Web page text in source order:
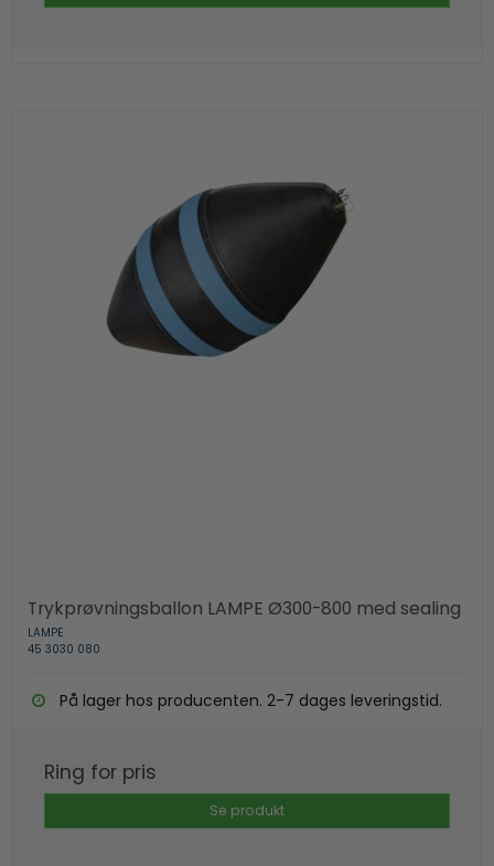
Trykprøvningsballon LAMPE Ø300-800 med sealing
LAMPE
45 3030 080
På lager hos producenten. 2-7 dages leveringstid.
Ring for pris
Se produkt